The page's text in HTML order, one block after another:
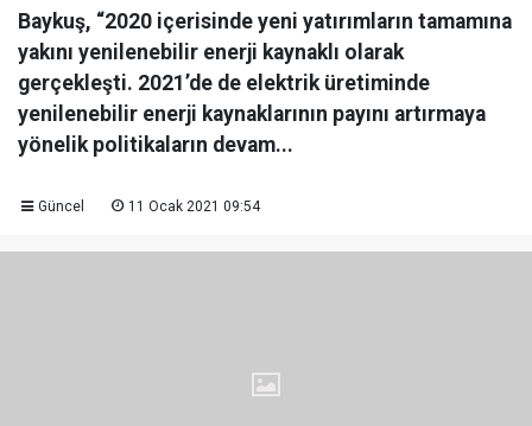
Baykuş, “2020 içerisinde yeni yatırımların tamamına
yakını yenilenebilir enerji kaynaklı olarak
gerçekleşti. 2021’de de elektrik üretiminde
yenilenebilir enerji kaynaklarının payını artırmaya
yönelik politikaların devam...
Güncel 11 Ocak 2021 09:54